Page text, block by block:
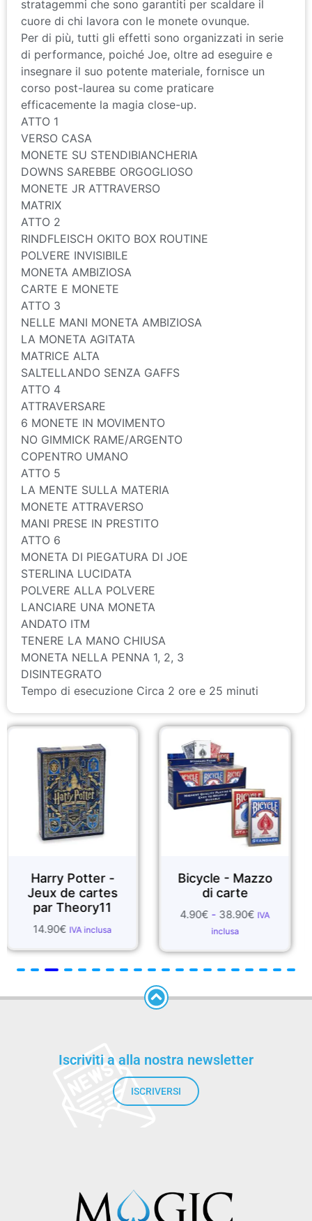
stratagemmi che sono garantiti per scaldare il
cuore di chi lavora con le monete ovunque.
Per di più, tutti gli effetti sono organizzati in serie
di performance, poiché Joe, oltre ad eseguire e
insegnare il suo potente materiale, fornisce un
corso post-laurea su come praticare
efficacemente la magia close-up.
ATTO 1
VERSO CASA
MONETE SU STENDIBIANCHERIA
DOWNS SAREBBE ORGOGLIOSO
MONETE JR ATTRAVERSO
MATRIX
ATTO 2
RINDFLEISCH OKITO BOX ROUTINE
POLVERE INVISIBILE
MONETA AMBIZIOSA
CARTE E MONETE
ATTO 3
NELLE MANI MONETA AMBIZIOSA
LA MONETA AGITATA
MATRICE ALTA
SALTELLANDO SENZA GAFFS
ATTO 4
ATTRAVERSARE
6 MONETE IN MOVIMENTO
NO GIMMICK RAME/ARGENTO
COPENTRO UMANO
ATTO 5
LA MENTE SULLA MATERIA
MONETE ATTRAVERSO
MANI PRESE IN PRESTITO
ATTO 6
MONETA DI PIEGATURA DI JOE
STERLINA LUCIDATA
POLVERE ALLA POLVERE
LANCIARE UNA MONETA
ANDATO ITM
TENERE LA MANO CHIUSA
MONETA NELLA PENNA 1, 2, 3
DISINTEGRATO
Tempo di esecuzione Circa 2 ore e 25 minuti
Potter -
de cartes
IVA inclusa
Bicycle - Mazzo
38.90€ IVA
Iscriviti a alla nostra newsletter
ISCRIVERSI